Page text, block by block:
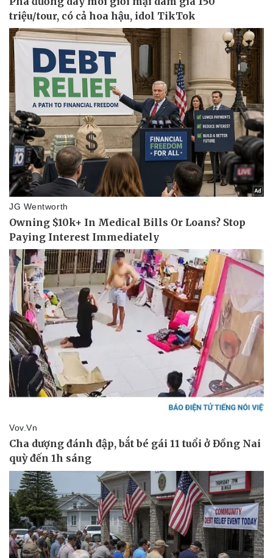
Thể thao
Bóng đá
Lịch thi đấu bóng đá
Thế giới thể thao
eSports
Hậu trường
Ô tô - Xe máy
Ô tô
Xe máy
Tư vấn